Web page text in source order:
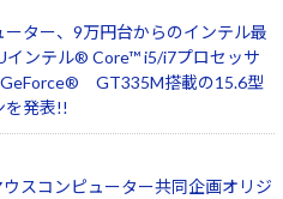
ーター、9万円台からのインテル最
インテル® Core™ i5/i7プロセッサ
GT335M搭載の15.6型
を発表!!
スコンピューター共同企画オリジ